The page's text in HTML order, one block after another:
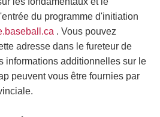
du programme d'initiation
. Vous pouvez
adresse dans le fureteur de
informations additionnelles sur le
peuvent vous être fournies par